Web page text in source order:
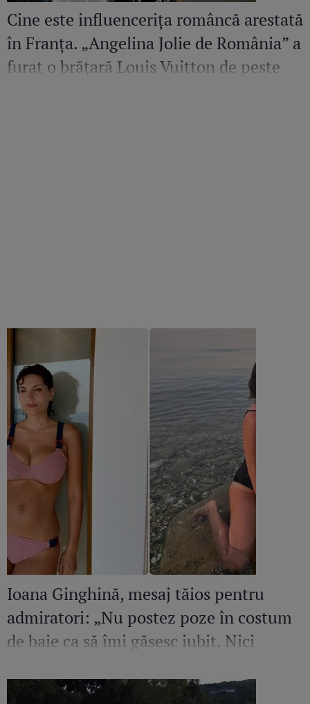
Cine este influencerița româncă arestată
în Franța. „Angelina Jolie de România” a
furat o brățară Louis Vuitton de peste
Ioana Ginghină, mesaj tăios pentru
admiratori: „Nu postez poze în costum
de baie ca să îmi găsesc iubit. Nici